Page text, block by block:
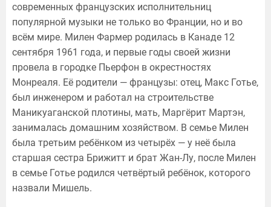
F1. Je Te Rends Ton Amour
F2. Fuck Them All / C'Est Dans L'Air
F3. L'Horloge
современных французских исполнительниц
популярной музыки не только во Франции, но и во
всём мире. Милен Фармер родилась в Канаде 12
сентября 1961 года, и первые годы своей жизни
провела в городке Пьерфон в окрестностях
Монреаля. Её родители — французы: отец, Макс Готье,
был инженером и работал на строительстве
Маникуаганской плотины, мать, Маргёрит Мартэн,
занималась домашним хозяйством. В семье Милен
была третьим ребёнком из четырёх — у неё была
старшая сестра Брижитт и брат Жан-Лу, после Милен
в семье Готье родился четвёртый ребёнок, которого
назвали Мишель.